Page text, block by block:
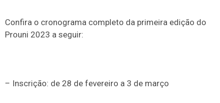
Confira o cronograma completo da primeira edição do
Prouni 2023 a seguir:
– Inscrição: de 28 de fevereiro a 3 de março